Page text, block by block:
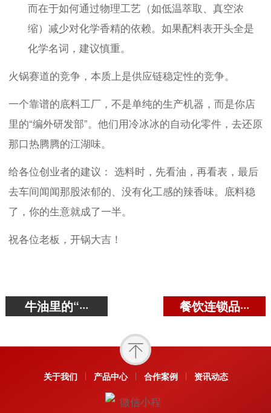
而在于如何通过物理工艺（如低温萃取、真空浓
缩）减少对化学香精的依赖。如果配料表开头全是
化学名词，建议慎重。
火锅赛道的竞争，本质上是供应链稳定性的竞争。
一个靠谱的底料工厂，不是单纯的生产机器，而是你店
里的“编外研发部”。他们用冷冰冰的自动化零件，去还原
那口热腾腾的江湖味。
给各位创业者的建议： 选料时，先看油，再看表，最后
去车间闻闻那股浓郁的、没有化工感的辣香味。底料稳
了，你的生意就成了一半。
祝各位老板，开锅大吉！
牛油里的“··· 餐饮连锁品···
关于我们 产品中心 合作案例 资讯动态